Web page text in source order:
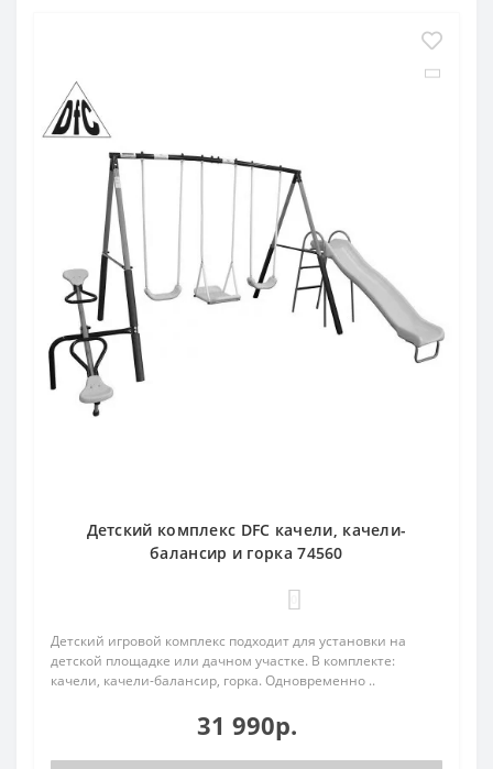
Детский комплекс DFC качели, качели-
балансир и горка 74560
Детский игровой комплекс подходит для установки на
детской площадке или дачном участке. В комплекте:
качели, качели-балансир, горка. Одновременно ..
31 990р.